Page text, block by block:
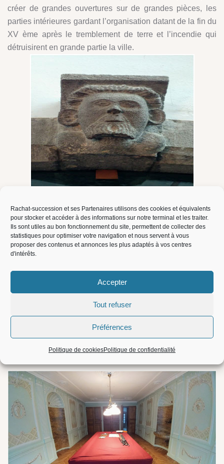
Rachat-succession et ses Partenaires utilisons des cookies et équivalents
pour stocker et accéder à des informations sur notre terminal et les traiter.
Ils sont utiles au bon fonctionnement du site, permettent de collecter des
statistiques pour optimiser votre navigation et nous servent à vous
proposer des contenus et annonces les plus adaptés à vos centres
d'intérêts.
Accepter
Tout refuser
Préférences
Politique de cookiesPolitique de confidentialité
créer de grandes ouvertures sur de grandes pièces, les
parties intérieures gardant l’organisation datant de la fin du
XV ème après le tremblement de terre et l’incendie qui
détruisirent en grande partie la ville.